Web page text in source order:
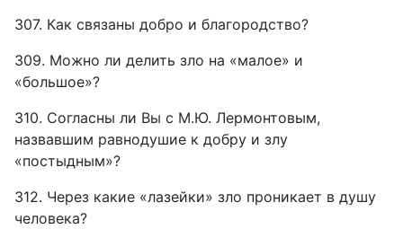
307. Как связаны добро и благородство?
309. Можно ли делить зло на «малое» и
«большое»?
310. Согласны ли Вы с М.Ю. Лермонтовым,
назвавшим равнодушие к добру и злу
«постыдным»?
312. Через какие «лазейки» зло проникает в душу
человека?